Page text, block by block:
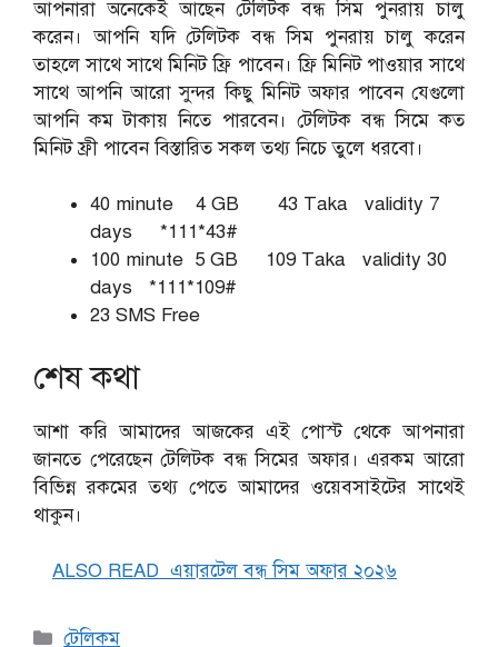
আপনারা অনেকেই আছেন টেলিটক বন্ধ সিম পুনরায় চালু
করেন। আপনি যদি টেলিটক বন্ধ সিম পুনরায় চালু করেন
তাহলে সাথে সাথে মিনিট ফ্রি পাবেন। ফ্রি মিনিট পাওয়ার সাথে
সাথে আপনি আরো সুন্দর কিছু মিনিট অফার পাবেন যেগুলো
আপনি কম টাকায় নিতে পারবেন। টেলিটক বন্ধ সিমে কত
মিনিট ফ্রী পাবেন বিস্তারিত সকল তথ্য নিচে তুলে ধরবো।
40 minute 4 GB 43 Taka validity 7
days *111*43#
100 minute 5 GB 109 Taka validity 30
days *111*109#
23 SMS Free
শেষ কথা
আশা করি আমাদের আজকের এই পোস্ট থেকে আপনারা
জানতে পেরেছেন টেলিটক বন্ধ সিমের অফার। এরকম আরো
বিভিন্ন রকমের তথ্য পেতে আমাদের ওয়েবসাইটের সাথেই
থাকুন।
ALSO READ এয়ারটেল বন্ধ সিম অফার ২০২৬
Categories
টেলিকম